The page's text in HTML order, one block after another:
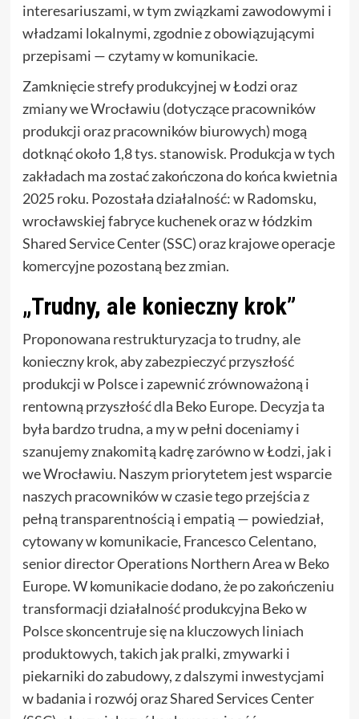
interesariuszami, w tym związkami zawodowymi i
władzami lokalnymi, zgodnie z obowiązującymi
przepisami — czytamy w komunikacie.
Zamknięcie strefy produkcyjnej w Łodzi oraz
zmiany we Wrocławiu (dotyczące pracowników
produkcji oraz pracowników biurowych) mogą
dotknąć około 1,8 tys. stanowisk. Produkcja w tych
zakładach ma zostać zakończona do końca kwietnia
2025 roku. Pozostała działalność: w Radomsku,
wrocławskiej fabryce kuchenek oraz w łódzkim
Shared Service Center (SSC) oraz krajowe operacje
komercyjne pozostaną bez zmian.
„Trudny, ale konieczny krok”
Proponowana restrukturyzacja to trudny, ale
konieczny krok, aby zabezpieczyć przyszłość
produkcji w Polsce i zapewnić zrównoważoną i
rentowną przyszłość dla Beko Europe. Decyzja ta
była bardzo trudna, a my w pełni doceniamy i
szanujemy znakomitą kadrę zarówno w Łodzi, jak i
we Wrocławiu. Naszym priorytetem jest wsparcie
naszych pracowników w czasie tego przejścia z
pełną transparentnością i empatią — powiedział,
cytowany w komunikacie, Francesco Celentano,
senior director Operations Northern Area w Beko
Europe. W komunikacie dodano, że po zakończeniu
transformacji działalność produkcyjna Beko w
Polsce skoncentruje się na kluczowych liniach
produktowych, takich jak pralki, zmywarki i
piekarniki do zabudowy, z dalszymi inwestycjami
w badania i rozwój oraz Shared Services Center